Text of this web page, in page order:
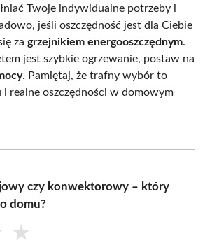
Twoje indywidualne potrzeby i
jeśli oszczędność jest dla Ciebie
za grzejnikiem energooszczędnym.
jest szybkie ogrzewanie, postaw na
. Pamiętaj, że trafny wybór to
realne oszczędności w domowym
czy konwektorowy – który
domu?
★